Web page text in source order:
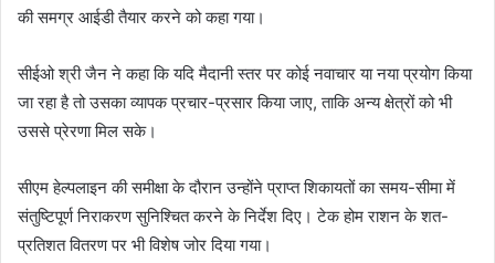
की समग्र आईडी तैयार करने को कहा गया।
सीईओ श्री जैन ने कहा कि यदि मैदानी स्तर पर कोई नवाचार या नया प्रयोग किया
जा रहा है तो उसका व्यापक प्रचार-प्रसार किया जाए, ताकि अन्य क्षेत्रों को भी
उससे प्रेरणा मिल सके।
सीएम हेल्पलाइन की समीक्षा के दौरान उन्होंने प्राप्त शिकायतों का समय-सीमा में
संतुष्टिपूर्ण निराकरण सुनिश्चित करने के निर्देश दिए। टेक होम राशन के शत-
प्रतिशत वितरण पर भी विशेष जोर दिया गया।